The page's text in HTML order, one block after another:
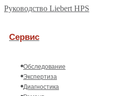
Руководство Liebert HPS
Сервис
Обследование
Экспертиза
Диагностика